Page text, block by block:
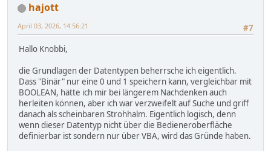
hajott
#7
April 03, 2026, 14:56:21
Hallo Knobbi,
die Grundlagen der Datentypen beherrsche ich eigentlich.
Dass "Binär" nur eine 0 und 1 speichern kann, vergleichbar mit
BOOLEAN, hätte ich mir bei längerem Nachdenken auch
herleiten können, aber ich war verzweifelt auf Suche und griff
danach als scheinbaren Strohhalm. Eigentlich logisch, denn
wenn dieser Datentyp nicht über die Bedieneroberfläche
definierbar ist sondern nur über VBA, wird das Gründe haben.